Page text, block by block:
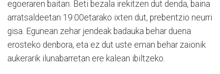
egoeraren baitan. Beti bezala irekitzen dut denda, baina
arratsaldeetan 19:00etarako ixten dut, prebentzio neurri
gisa. Egunean zehar jendeak badauka behar duena
erosteko denbora, eta ez dut uste eman behar zaionik
aukerarik ilunabarretan ere kalean ibiltzeko.